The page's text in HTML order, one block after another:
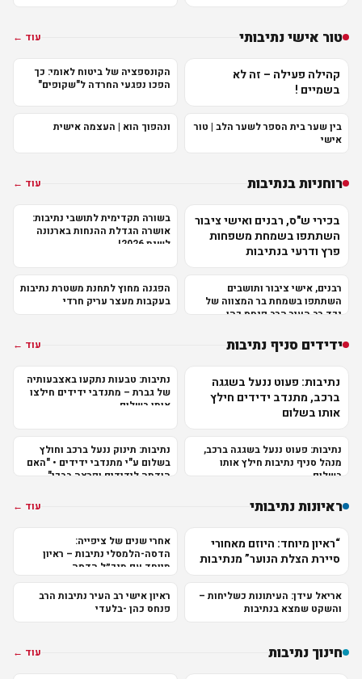
טור אישי נתיבותי עוד ←
קהילה פעילה – זה לא
בשמיים !
הקונספציה של ביטוח לאומי: כך
הפכו נפגעי החרדה ל"שקופים"
בין שער בית הספר לשער הלב | טור
אישי
ונהפוך הוא | העצמה אישית
רוחניות בנתיבות עוד ←
בכירי ש"ס, רבנים ואישי ציבור
השתתפו בשמחת משפחות
פרץ ודרעי בנתיבות
בשורה תקדימית לתושבי נתיבות:
אושרה הגדלת ההנחות בארנונה
לשנת 2026!
רבנים, אישי ציבור ותושבים
השתתפו בשמחת בר המצווה של
נכד רב העיר הרב פנחס כהן
הפגנה מחוץ לתחנת משטרת נתיבות
בעקבות מעצר עריק חרדי
ידידים סניף נתיבות עוד ←
נתיבות: פעוט ננעל בשגגה
ברכב, מתנדב ידידים חילץ
אותו בשלום
נתיבות: טבעות נתקעו באצבעותיה
של גברת – מתנדבי ידידים חילצו
אותן בשלום
נתיבות: פעוט ננעל בשגגה ברכב,
מנהל סניף נתיבות חילץ אותו
בשלום
נתיבות: תינוק ננעל ברכב וחולץ
בשלום ע"י מתנדבי ידידים • "האם
הודתה לידידים ופרצה בבכי"
ראיונות נתיבותי עוד ←
“ראיון מיוחד: היוזם מאחורי
סיירת הצלת הנוער” מנתיבות
אחרי שנים של ציפייה:
הדסה-הלמסלי נתיבות – ראיון
מיוחד עם מנכ״ל הדסה
אריאל עידן: העיתונות כשליחות –
והשקט שמצא בנתיבות
ראיון אישי רב העיר נתיבות הרב
פנחס כהן -בלעדי
חינוך נתיבות עוד ←